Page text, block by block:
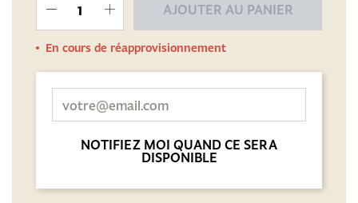
AJOUTER AU PANIER
En cours de réapprovisionnement
NOTIFIEZ MOI QUAND CE SERA
DISPONIBLE